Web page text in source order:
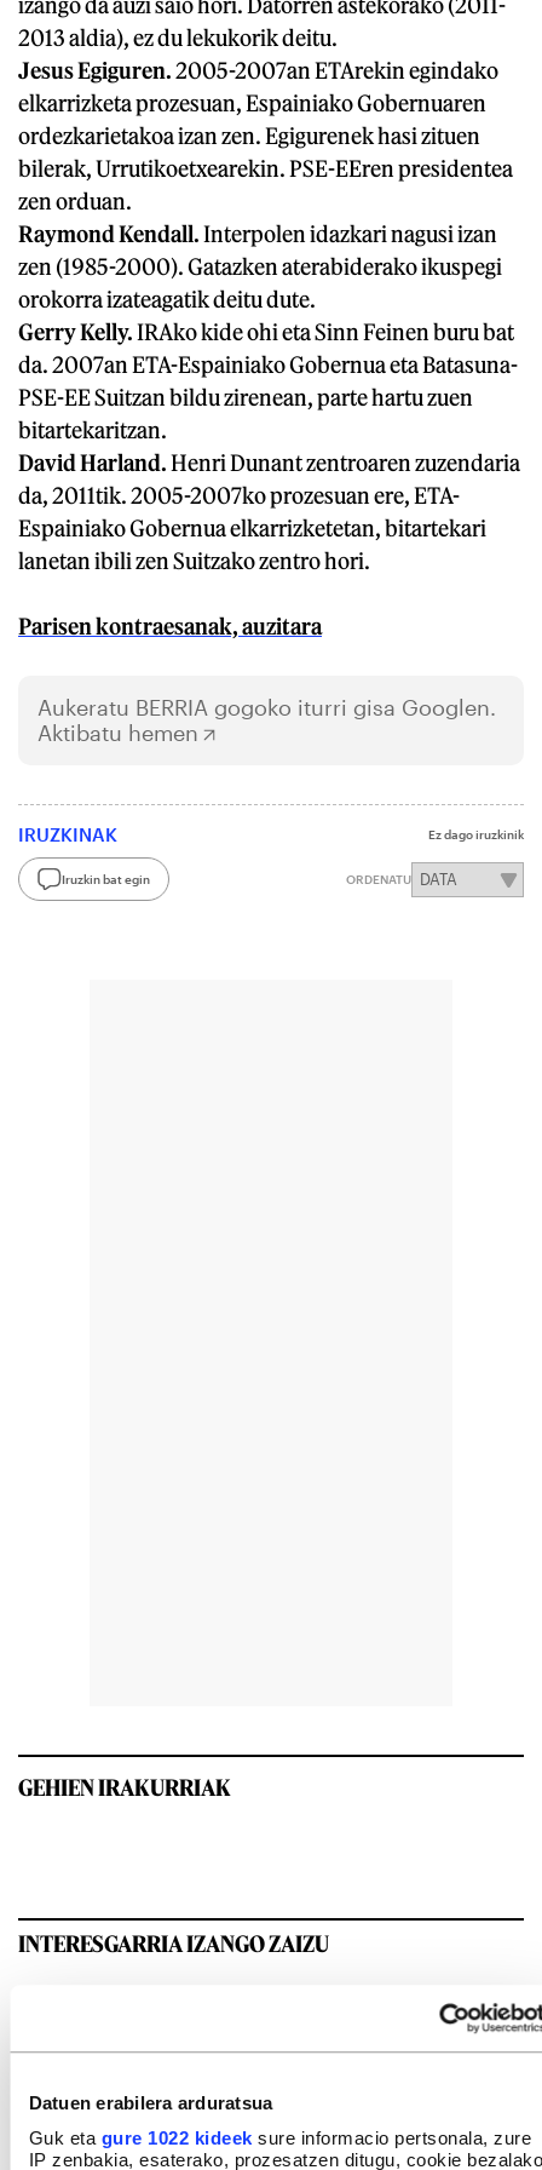
Datuen erabilera arduratsua
Guk eta gure 1022 kideek sure informacio pertsonala, zure
IP zenbakia, esaterako, prozesatzen ditugu, cookie bezalako
2013 aldia), ez du lekukorik deitu.
Jesus Egiguren.2005-2007an ETArekin egindako
elkarrizketa prozesuan, Espainiako Gobernuaren
ordezkarietakoa izan zen. Egigurenek hasi zituen
bilerak, Urrutikoetxearekin. PSE-EEren presidentea
zen orduan.
Raymond Kendall.Interpolen idazkari nagusi izan
zen (1985-2000). Gatazken aterabiderako ikuspegi
orokorra izateagatik deitu dute.
Gerry Kelly.IRAko kide ohi eta Sinn Feinen buru bat
da. 2007an ETA-Espainiako Gobernua eta Batasuna-
PSE-EE Suitzan bildu zirenean, parte hartu zuen
bitartekaritzan.
David Harland.Henri Dunant zentroaren zuzendaria
da, 2011tik. 2005-2007ko prozesuan ere, ETA-
Espainiako Gobernua elkarrizketetan, bitartekari
lanetan ibili zen Suitzako zentro hori.
Parisen kontraesanak, auzitara
Aukeratu BERRIA gogoko iturri gisa Googlen.
Aktibatu hemen
IRUZKINAK Ez dago iruzkinik
Iruzkin bat egin ORDENATU
GEHIEN IRAKURRIAK
INTERESGARRIA IZANGO ZAIZU